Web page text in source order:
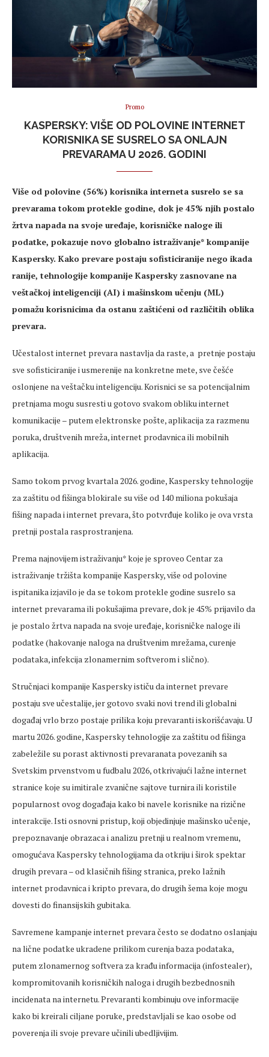
Promo
KASPERSKY: VIŠE OD POLOVINE INTERNET
KORISNIKA SE SUSRELO SA ONLAJN
PREVARAMA U 2026. GODINI
Više od polovine (56%) korisnika interneta susrelo se sa
prevarama tokom protekle godine, dok je 45% njih postalo
žrtva napada na svoje uređaje, korisničke naloge ili
podatke, pokazuje novo globalno istraživanje* kompanije
Kaspersky. Kako prevare postaju sofisticiranije nego ikada
ranije, tehnologije kompanije Kaspersky zasnovane na
veštačkoj inteligenciji (AI) i mašinskom učenju (ML)
pomažu korisnicima da ostanu zaštićeni od različitih oblika
prevara.
Učestalost internet prevara nastavlja da raste, a pretnje postaju
sve sofisticiranije i usmerenije na konkretne mete, sve češće
oslonjene na veštačku inteligenciju. Korisnici se sa potencijalnim
pretnjama mogu susresti u gotovo svakom obliku internet
komunikacije – putem elektronske pošte, aplikacija za razmenu
poruka, društvenih mreža, internet prodavnica ili mobilnih
aplikacija.
Samo tokom prvog kvartala 2026. godine, Kaspersky tehnologije
za zaštitu od fišinga blokirale su više od 140 miliona pokušaja
fišing napada i internet prevara, što potvrđuje koliko je ova vrsta
pretnji postala rasprostranjena.
Prema najnovijem istraživanju* koje je sproveo Centar za
istraživanje tržišta kompanije Kaspersky, više od polovine
ispitanika izjavilo je da se tokom protekle godine susrelo sa
internet prevarama ili pokušajima prevare, dok je 45% prijavilo da
je postalo žrtva napada na svoje uređaje, korisničke naloge ili
podatke (hakovanje naloga na društvenim mrežama, curenje
podataka, infekcija zlonamernim softverom i slično).
Stručnjaci kompanije Kaspersky ističu da internet prevare
postaju sve učestalije, jer gotovo svaki novi trend ili globalni
događaj vrlo brzo postaje prilika koju prevaranti iskorišćavaju. U
martu 2026. godine, Kaspersky tehnologije za zaštitu od fišinga
zabeležile su porast aktivnosti prevaranata povezanih sa
Svetskim prvenstvom u fudbalu 2026, otkrivajući lažne internet
stranice koje su imitirale zvanične sajtove turnira ili koristile
popularnost ovog događaja kako bi navele korisnike na rizične
interakcije. Isti osnovni pristup, koji objedinjuje mašinsko učenje,
prepoznavanje obrazaca i analizu pretnji u realnom vremenu,
omogućava Kaspersky tehnologijama da otkriju i širok spektar
drugih prevara – od klasičnih fišing stranica, preko lažnih
internet prodavnica i kripto prevara, do drugih šema koje mogu
dovesti do finansijskih gubitaka.
Savremene kampanje internet prevara često se dodatno oslanjaju
na lične podatke ukradene prilikom curenja baza podataka,
putem zlonamernog softvera za krađu informacija (infostealer),
kompromitovanih korisničkih naloga i drugih bezbednosnih
incidenata na internetu. Prevaranti kombinuju ove informacije
kako bi kreirali ciljane poruke, predstavljali se kao osobe od
poverenja ili svoje prevare učinili ubedljivijim.